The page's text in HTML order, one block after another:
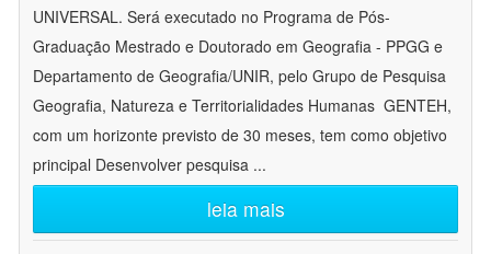
UNIVERSAL. Será executado no Programa de Pós-
Graduação Mestrado e Doutorado em Geografia - PPGG e
Departamento de Geografia/UNIR, pelo Grupo de Pesquisa
Geografia, Natureza e Territorialidades Humanas  GENTEH,
com um horizonte previsto de 30 meses, tem como objetivo
principal Desenvolver pesquisa ...
leia mais